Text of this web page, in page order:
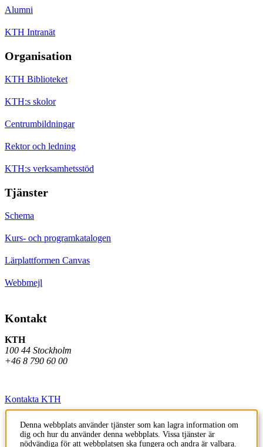
Alumni
KTH Intranät
Organisation
KTH Biblioteket
KTH:s skolor
Centrumbildningar
Rektor och ledning
KTH:s verksamhetsstöd
Tjänster
Schema
Kurs- och programkatalogen
Lärplattformen Canvas
Webbmejl
Kontakt
KTH
100 44 Stockholm
+46 8 790 60 00
Kontakta KTH
Jobba på KTH
Press och media
Denna webbplats använder tjänster som kan lagra information om
dig och hur du använder denna webbplats. Vissa tjänster är
nödvändiga för att webbplatsen ska fungera och andra är valbara.